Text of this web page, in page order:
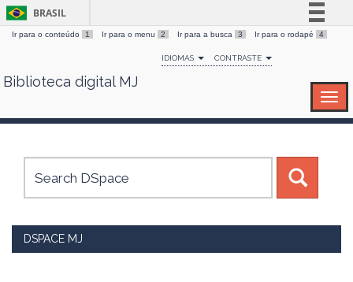
Skip
BRASIL
Simplifique!
Comunica BR
Canais
Ir para o conteúdo 1 Ir para o menu 2 Ir para a busca 3 Ir para o rodapé 4
IDIOMAS CONTRASTE
Biblioteca digital MJ
DSPACE MJ